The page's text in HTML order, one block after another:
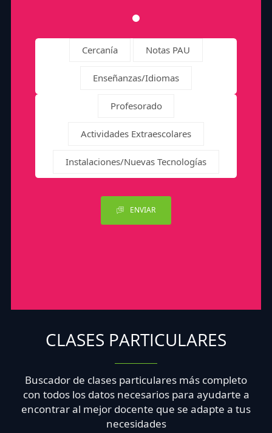
Cercanía Notas PAU
Enseñanzas/Idiomas
Profesorado
Actividades Extraescolares
Instalaciones/Nuevas Tecnologías
ENVIAR
CLASES PARTICULARES
Buscador de clases particulares más completo
con todos los datos necesarios para ayudarte a
encontrar al mejor docente que se adapte a tus
necesidades